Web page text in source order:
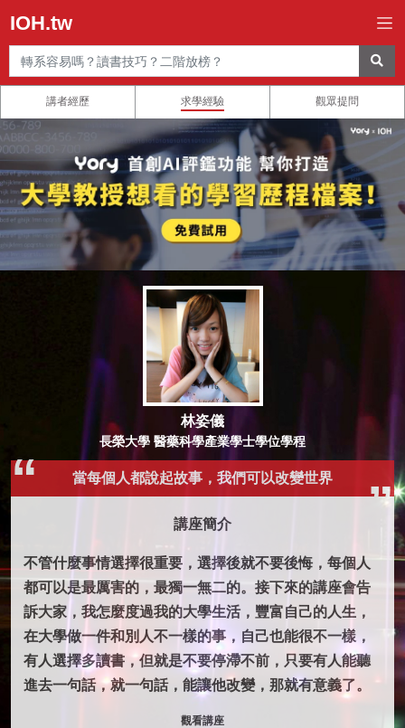
IOH.tw
講者經歷 求學經驗 觀眾提問
林姿儀
長榮大學 醫藥科學產業學士學位學程
當每個人都說起故事，我們可以改變世界
講座簡介
不管什麼事情選擇很重要，選擇後就不要後悔，每個人
都可以是最厲害的，最獨一無二的。接下來的講座會告
訴大家，我怎麼度過我的大學生活，豐富自己的人生，
在大學做一件和別人不一樣的事，自己也能很不一樣，
有人選擇多讀書，但就是不要停滯不前，只要有人能聽
進去一句話，就一句話，能讓他改變，那就有意義了。
觀看講座